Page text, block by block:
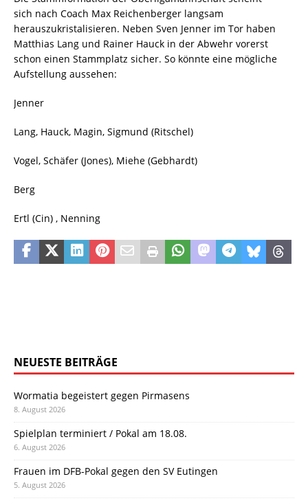
sich nach Coach Max Reichenberger langsam
herauszukristalisieren. Neben Sven Jenner im Tor haben
Matthias Lang und Rainer Hauck in der Abwehr vorerst
schon einen Stammplatz sicher. So könnte eine mögliche
Aufstellung aussehen:
Jenner
Lang, Hauck, Magin, Sigmund (Ritschel)
Vogel, Schäfer (Jones), Miehe (Gebhardt)
Berg
Ertl (Cin) , Nenning
NEUESTE BEITRÄGE
Wormatia begeistert gegen Pirmasens
8. August 2026
Spielplan terminiert / Pokal am 18.08.
6. August 2026
Frauen im DFB-Pokal gegen den SV Eutingen
5. August 2026